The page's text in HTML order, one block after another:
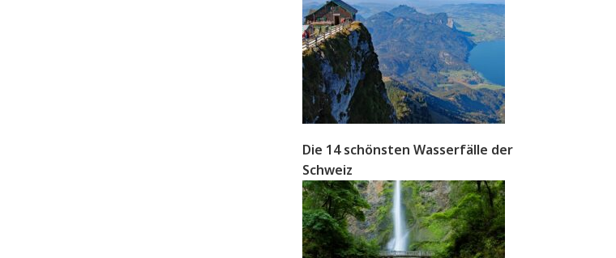
Die 14 schönsten Wasserfälle der
Schweiz